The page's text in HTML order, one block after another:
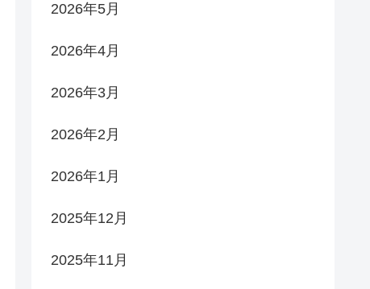
2026年5月
2026年4月
2026年3月
2026年2月
2026年1月
2025年12月
2025年11月